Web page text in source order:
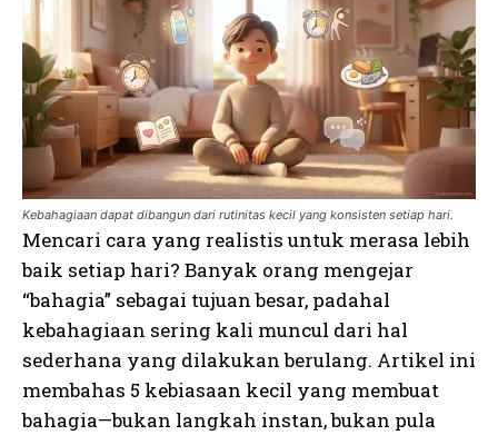
Kebahagiaan dapat dibangun dari rutinitas kecil yang konsisten setiap hari.
Mencari cara yang realistis untuk merasa lebih
baik setiap hari? Banyak orang mengejar
“bahagia” sebagai tujuan besar, padahal
kebahagiaan sering kali muncul dari hal
sederhana yang dilakukan berulang. Artikel ini
membahas 5 kebiasaan kecil yang membuat
bahagia—bukan langkah instan, bukan pula